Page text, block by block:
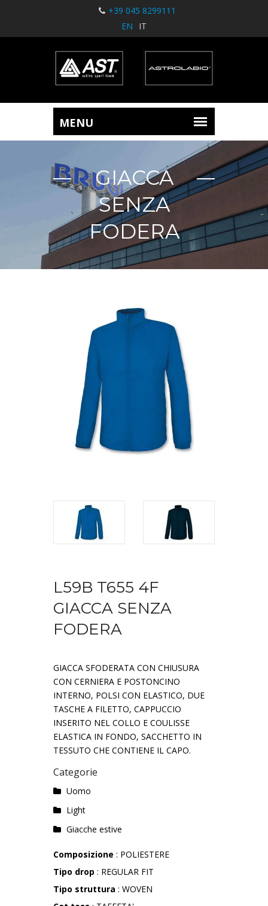
+39 045 8299111
EN
IT
GIACCA
SENZA
FODERA
L59B T655 4F
GIACCA SENZA
FODERA
GIACCA SFODERATA CON CHIUSURA
CON CERNIERA E POSTONCINO
INTERNO, POLSI CON ELASTICO, DUE
TASCHE A FILETTO, CAPPUCCIO
INSERITO NEL COLLO E COULISSE
ELASTICA IN FONDO, SACCHETTO IN
TESSUTO CHE CONTIENE IL CAPO.
Categorie
Uomo
Light
Giacche estive
Composizione : POLIESTERE
Tipo drop : REGULAR FIT
Tipo struttura : WOVEN